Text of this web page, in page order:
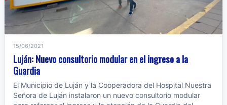
15/06/2021
Luján: Nuevo consultorio modular en el ingreso a la
Guardia
El Municipio de Luján y la Cooperadora del Hospital Nuestra
Señora de Luján instalaron un nuevo consultorio modular